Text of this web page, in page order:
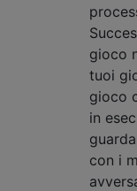
gioco
tuoi
gioco
in
con i